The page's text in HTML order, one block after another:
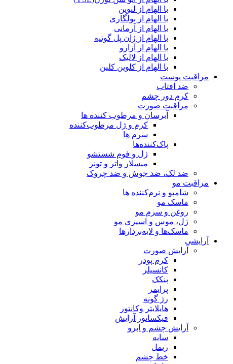
با الهام از لنوین
با الهام از بولگاری
با الهام از آرمانی
با الهام از ژان پل گوتیه
با الهام از آزارو
با الهام از لالیک
با الهام از کلوین کلین
مراقبت پوست
ضد افتاب
کرم دور چشم
مراقبت صورت
آبرسان و مرطوب کننده ها
کرم و ژل مرطوب‌کننده
سرم ها
پاک‌کننده‌ها
ژل و فوم شستشو
میسلار واتر و تونر
ضد لک، ضد جوش و ضد چروک
مراقبت مو
شامپو و نرم‌کننده ها
ماسک مو
روغن و سرم مو
ژل، موس و اسپری مو
ماسک‌ها و لایه‌بردارها
آرایشی
آرایش صورت
کرم پودر
کانسیلر
پنکک
پرایمر
رژ گونه
هایلایتر وکانتور
فیکساتور آرایش
آرایش چشم و ابرو
سایه
ریمل
خط چشم